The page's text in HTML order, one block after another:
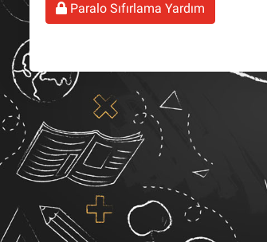
Paralo Sıfırlama Yardım